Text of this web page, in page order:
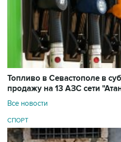
Топливо в Севастополе в
продажу на 13 АЗС сети
Все новости
СПОРТ